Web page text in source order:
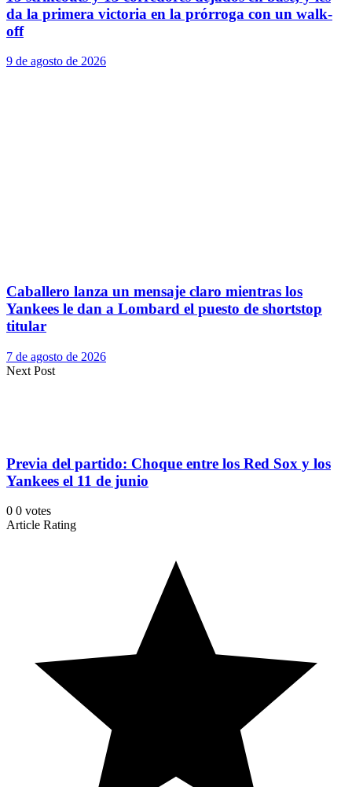
da la primera victoria en la prórroga con un walk-
off
9 de agosto de 2026
Caballero lanza un mensaje claro mientras los
Yankees le dan a Lombard el puesto de shortstop
titular
7 de agosto de 2026
Next Post
Previa del partido: Choque entre los Red Sox y los
Yankees el 11 de junio
0 0 votes
Article Rating